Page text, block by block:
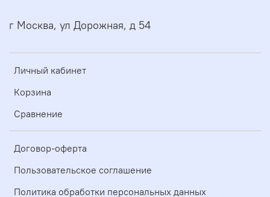
Личный кабинет
Корзина
Сравнение
Договор-оферта
Пользовательское соглашение
Политика обработки персональных данных
г Москва, ул Дорожная, д 54